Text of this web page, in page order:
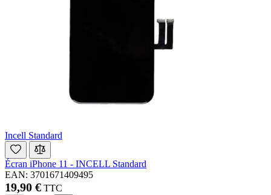
Incell Standard
Écran iPhone 11 - INCELL Standard
EAN: 3701671409495
19,90 € TTC